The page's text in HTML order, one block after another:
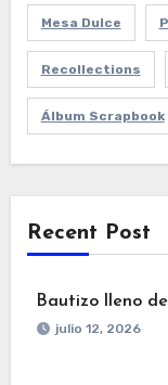
Mesa Dulce
Recollections
Álbum Scrapbook
Recent Post
Bautizo lleno
julio 12, 2026